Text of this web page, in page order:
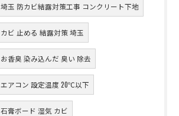
埼玉 防カビ結露対策工事 コンクリート下地
カビ 止める 結露対策 埼玉
お香臭 染み込んだ 臭い 除去
エアコン 設定温度 20℃以下
石膏ボード 湿気 カビ